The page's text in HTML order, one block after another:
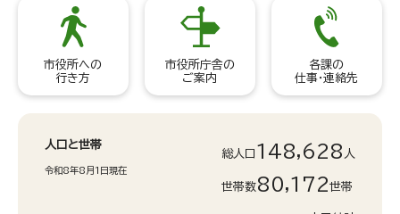
市役所への
行き方
市役所庁舎の
ご案内
各課の
仕事・連絡先
人口と世帯
令和8年8月1日現在
総人口 148,628 人
世帯数80,172世帯